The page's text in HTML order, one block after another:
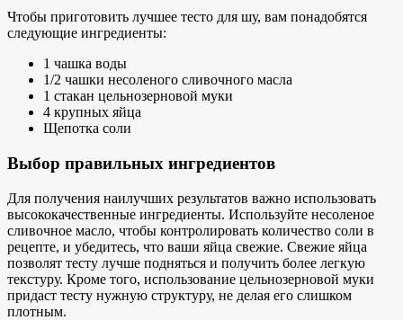
Чтобы приготовить лучшее тесто для шу, вам понадобятся
следующие ингредиенты:
1 чашка воды
1/2 чашки несоленого сливочного масла
1 стакан цельнозерновой муки
4 крупных яйца
Щепотка соли
Выбор правильных ингредиентов
Для получения наилучших результатов важно использовать
высококачественные ингредиенты. Используйте несоленое
сливочное масло, чтобы контролировать количество соли в
рецепте, и убедитесь, что ваши яйца свежие. Свежие яйца
позволят тесту лучше подняться и получить более легкую
текстуру. Кроме того, использование цельнозерновой муки
придаст тесту нужную структуру, не делая его слишком
плотным.